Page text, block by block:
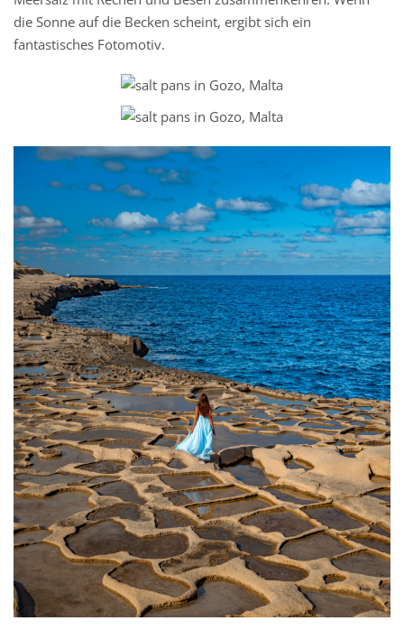
die Sonne auf die Becken scheint, ergibt sich ein
fantastisches Fotomotiv.